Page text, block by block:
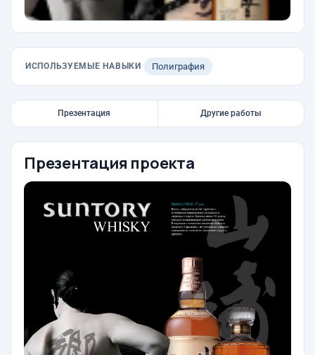
ИСПОЛЬЗУЕМЫЕ НАВЫКИ Полиграфия
Презентация Другие работы
Презентация проекта